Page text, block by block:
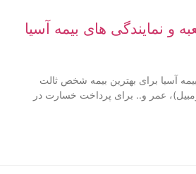
و نمایندگی های بیمه آسیا
آسیا برای بهترین بیمه شخص ثالت
عمر و.. برای پرداخت خسارت در